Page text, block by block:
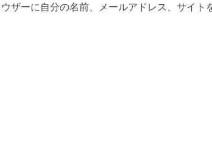
ザーに自分の名前、メールアドレス、サイト